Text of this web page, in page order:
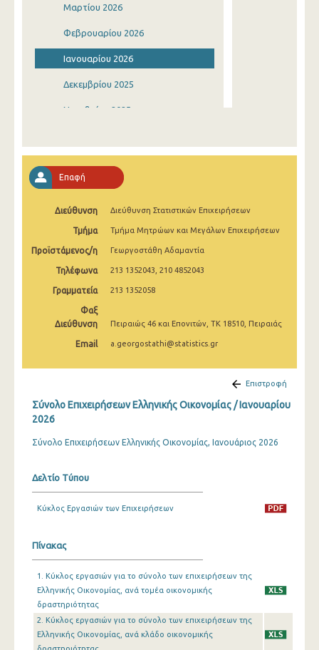
Μαρτίου 2026
Φεβρουαρίου 2026
Ιανουαρίου 2026
Δεκεμβρίου 2025
Νοεμβρίου 2025
Αυγούστου 2025
Ιουλίου 2025
Ιουνίου 2025
Μαΐου 2025
Απριλίου 2025
Μαρτίου 2025
Φεβρουαρίου 2025
Ιανουαρίου 2025
Οκτωβρίου 2024
Αυγούστου 2024
Ιουνίου 2024
Μαΐου 2024
Απριλίου 2024
Μαρτίου 2024
Επαφή
Διεύθυνση Διεύθυνση Στατιστικών Επιχειρήσεων
Τμήμα Τμήμα Μητρώων και Μεγάλων Επιχειρήσεων
Προϊστάμενος/η Γεωργοστάθη Αδαμαντία
Τηλέφωνα 213 1352043, 210 4852043
Γραμματεία 213 1352058
Φαξ
Διεύθυνση
Πειραιώς 46 και Επονιτών, ΤΚ 18510, Πειραιάς
Email a.georgostathi@statistics.gr
Επιστροφή
Σύνολο Επιχειρήσεων Ελληνικής Οικονομίας / Ιανουαρίου
2026
Σύνολο Επιχειρήσεων Ελληνικής Οικονομίας, Ιανουάριος 2026
Δελτίο Τύπου
Κύκλος Εργασιών των Επιχειρήσεων
Πίνακας
1. Κύκλος εργασιών για το σύνολο των επιχειρήσεων της
Ελληνικής Οικονομίας, ανά τομέα οικονομικής
δραστηριότητας
2. Κύκλος εργασιών για το σύνολο των επιχειρήσεων της
Ελληνικής Οικονομίας, ανά κλάδο οικονομικής